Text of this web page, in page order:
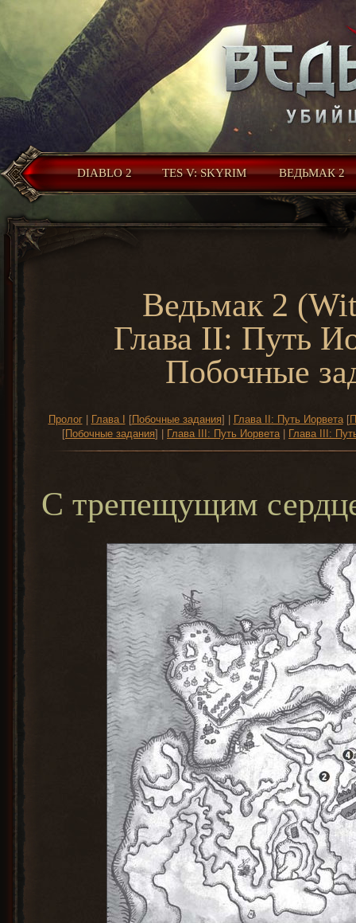
DIABLO 2 TES V: SKYRIM ВЕДЬМАК 2
Ведьмак 2
Глава II: Путь
Побочные
Пролог| Глава I [Побочные задания] | Глава II: Путь Иорвета[
[Побочные задания] | Глава III: Путь Иорвета| Глава III:
С трепещущим